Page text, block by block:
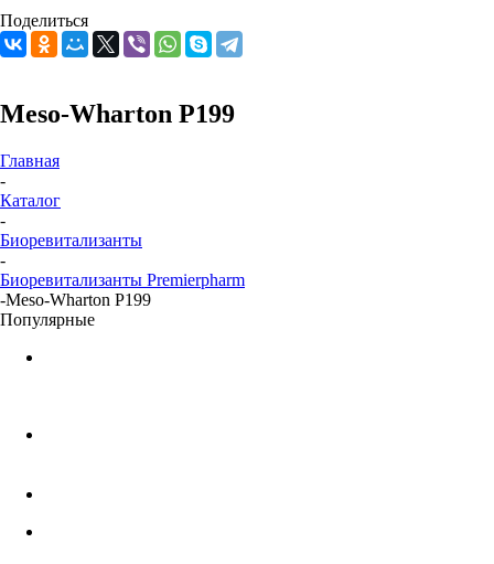
Поделиться
Meso-Wharton P199
Главная
-
Каталог
-
Биоревитализанты
-
Биоревитализанты Premierpharm
-Meso-Wharton P199
Популярные